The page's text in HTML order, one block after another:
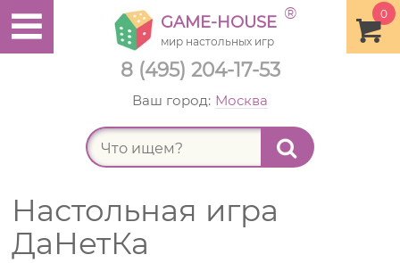
8 (495) 204-17-53
0
GAME-HOUSE ®
мир настольных игр
Ваш город: Москва
Настольная игра
ДаНетКа